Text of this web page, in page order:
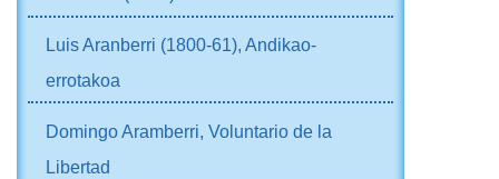
Luis Aranberri (1800-61), Andikao-
errotakoa
Domingo Aramberri, Voluntario de la
Libertad